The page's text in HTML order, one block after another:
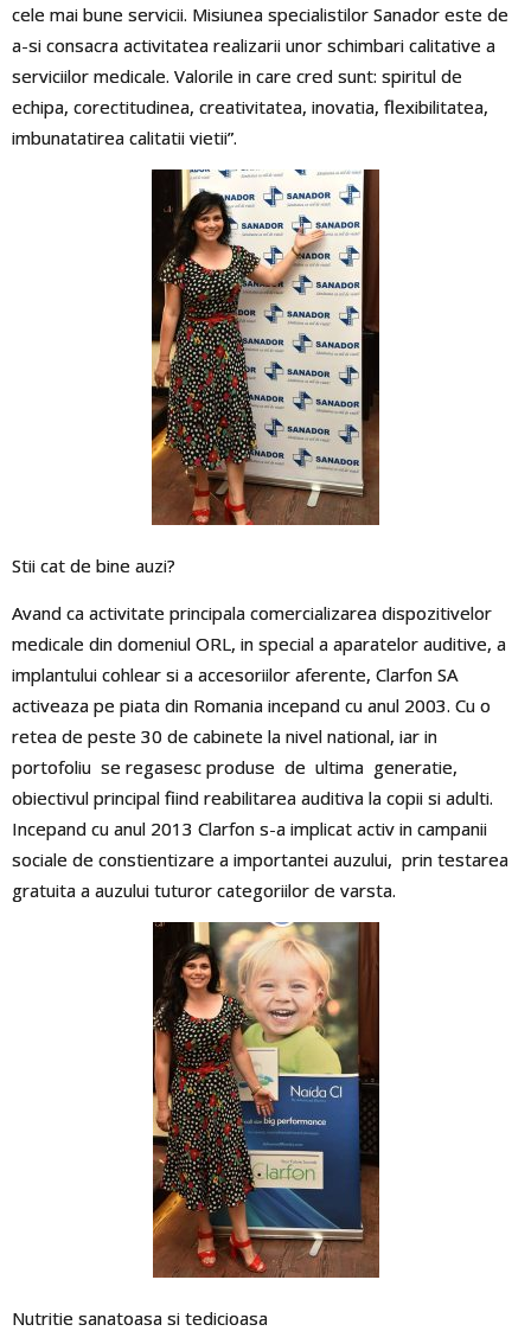
cele mai bune servicii. Misiunea specialistilor Sanador este de
a-si consacra activitatea realizarii unor schimbari calitative a
serviciilor medicale. Valorile in care cred sunt: spiritul de
echipa, corectitudinea, creativitatea, inovatia, flexibilitatea,
imbunatatirea calitatii vietii”.
Stii cat de bine auzi?
Avand ca activitate principala comercializarea dispozitivelor
medicale din domeniul ORL, in special a aparatelor auditive, a
implantului cohlear si a accesoriilor aferente, Clarfon SA
activeaza pe piata din Romania incepand cu anul 2003. Cu o
retea de peste 30 de cabinete la nivel national, iar in
portofoliu se regasesc produse de ultima generatie,
obiectivul principal fiind reabilitarea auditiva la copii si adulti.
Incepand cu anul 2013 Clarfon s-a implicat activ in campanii
sociale de constientizare a importantei auzului, prin testarea
gratuita a auzului tuturor categoriilor de varsta.
Nutritie sanatoasa si tedicioasa